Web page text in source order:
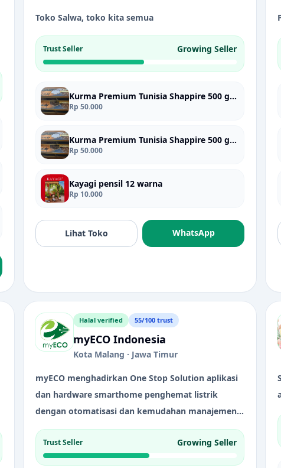
Toko Salwa, toko kita semua
Trust Seller Growing Seller
Kurma Premium Tunisia Shappire 500 gram
Rp 50.000
Kurma Premium Tunisia Shappire 500 gram
Rp 50.000
Kayagi pensil 12 warna
Rp 10.000
Lihat Toko WhatsApp
Halal verified 55/100 trust
myECO Indonesia
Kota Malang · Jawa Timur
myECO menghadirkan One Stop Solution aplikasi
dan hardware smarthome penghemat listrik
dengan otomatisasi dan kemudahan manajemen
listrik untuk rumah tangga.Dari mulai analisa
penghematan ruangan dan Smart advisor
asisstant via app berbasis AI dan ML , pembayaran
Trust Seller Growing Seller